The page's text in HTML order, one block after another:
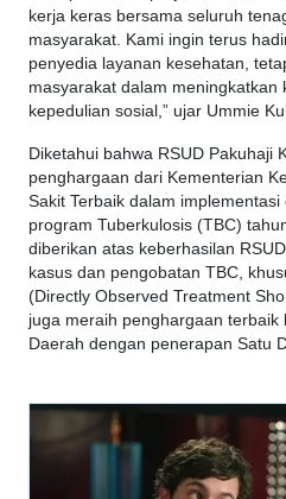
kerja keras bersama seluruh
masyarakat. Kami ingin terus
penyedia layanan kesehatan,
masyarakat dalam meningkatkan
kepedulian sosial,” ujar Ummie
Diketahui bahwa RSUD Pakuhaji
penghargaan dari Kementerian
Sakit Terbaik dalam
program Tuberkulosis (TBC)
diberikan atas keberhasilan
kasus dan pengobatan TBC,
(Directly Observed Treatment
juga meraih penghargaan
Daerah dengan penerapan Satu